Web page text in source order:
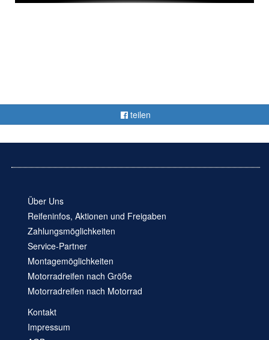
teilen
Über Uns
Reifeninfos, Aktionen und Freigaben
Zahlungsmöglichkeiten
Service-Partner
Montagemöglichkeiten
Motorradreifen nach Größe
Motorradreifen nach Motorrad
Kontakt
Impressum